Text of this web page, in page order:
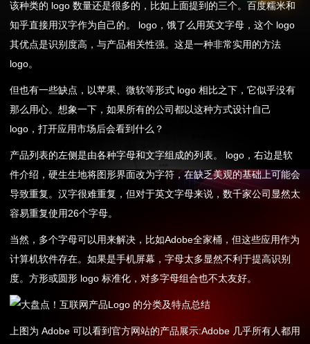
该种类的 logo 数量还是很多的，比如上面提到的三个。百度糯米和
知乎直接用汉字作为自己的。 logo，饿了么用英文字母，这个 logo
其优点是识别度高，与产品相关性强。这是一种非常实用的方法
logo。
但也有一些缺点，以苹果、微软等形式 logo 相比之下，它似乎没有
那么用心。想象一下，如果所有的公司都以这种方式设计自己
logo，打开应用市场后会看到什么？
产品列表的左侧是由各种字母和文字组成的列表。 logo，右边是软
件介绍，硬生生地将图形界面改为字符，在缺乏美观的基础上可能会
导致重复。汉字很难重复，但对于英文字母来说，数千家公司显然太
容易重复使用26个字母。
当然，多个字母可以用来解决，比如Adobe全家桶，但这些应用作为
计算机软件存在。如果是手机屏幕，字母太多显然不利于提高识别
度。方形或圆形 logo 标准化，对多字母组合也不太友好。
上图为 Adobe 可以看到官方网站的产品展示:Adobe 几乎所有人都用